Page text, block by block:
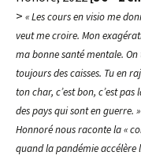
> « Les cours en visio me
veut me croire. Mon
ma bonne santé mentale. On
toujours des caisses. Tu en
ton char, c’est bon, c’est
des pays qui sont en guerre.
Honnoré nous raconte la «
quand la pandémie accélère